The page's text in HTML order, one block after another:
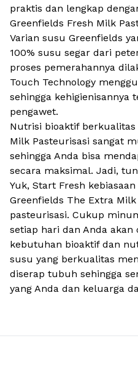
praktis dan lengkap
Greenfields Fresh Milk
Varian susu Greenfields
100% susu segar dari
proses pemerahannya
Touch Technology
sehingga kehigienisannya
pengawet.
Nutrisi bioaktif berkualitas
Milk Pasteurisasi sangat
sehingga Anda bisa
secara maksimal. Jadi,
Yuk, Start Fresh
Greenfields The Extra
pasteurisasi. Cukup
setiap hari dan Anda
kebutuhan bioaktif dan
susu yang berkualitas
diserap tubuh sehingga
yang Anda dan keluarga